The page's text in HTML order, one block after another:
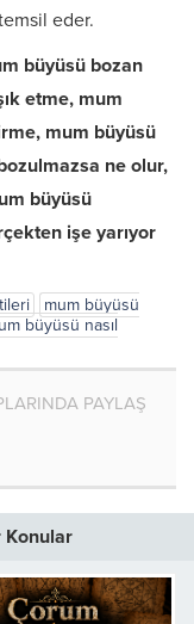
eder.
büyüsü bozan
etme, mum
mum büyüsü
ne olur,
büyüsü
işe yarıyor
mum büyüsü
büyüsü nasıl
PAYLAŞ
Konular